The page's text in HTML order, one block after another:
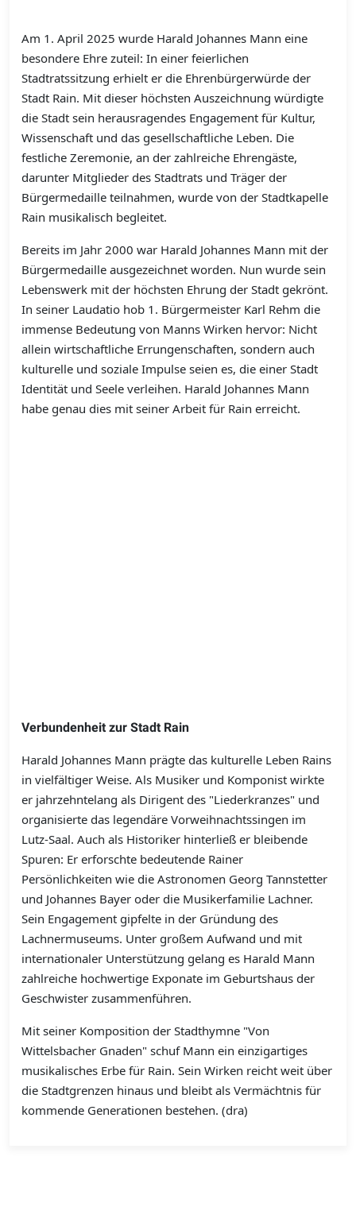
Am 1. April 2025 wurde Harald Johannes Mann eine
besondere Ehre zuteil: In einer feierlichen
Stadtratssitzung erhielt er die Ehrenbürgerwürde der
Stadt Rain. Mit dieser höchsten Auszeichnung würdigte
die Stadt sein herausragendes Engagement für Kultur,
Wissenschaft und das gesellschaftliche Leben. Die
festliche Zeremonie, an der zahlreiche Ehrengäste,
darunter Mitglieder des Stadtrats und Träger der
Bürgermedaille teilnahmen, wurde von der Stadtkapelle
Rain musikalisch begleitet.
Bereits im Jahr 2000 war Harald Johannes Mann mit der
Bürgermedaille ausgezeichnet worden. Nun wurde sein
Lebenswerk mit der höchsten Ehrung der Stadt gekrönt.
In seiner Laudatio hob 1. Bürgermeister Karl Rehm die
immense Bedeutung von Manns Wirken hervor: Nicht
allein wirtschaftliche Errungenschaften, sondern auch
kulturelle und soziale Impulse seien es, die einer Stadt
Identität und Seele verleihen. Harald Johannes Mann
habe genau dies mit seiner Arbeit für Rain erreicht.
Verbundenheit zur Stadt Rain
Harald Johannes Mann prägte das kulturelle Leben Rains
in vielfältiger Weise. Als Musiker und Komponist wirkte
er jahrzehntelang als Dirigent des "Liederkranzes" und
organisierte das legendäre Vorweihnachtssingen im
Lutz-Saal. Auch als Historiker hinterließ er bleibende
Spuren: Er erforschte bedeutende Rainer
Persönlichkeiten wie die Astronomen Georg Tannstetter
und Johannes Bayer oder die Musikerfamilie Lachner.
Sein Engagement gipfelte in der Gründung des
Lachnermuseums. Unter großem Aufwand und mit
internationaler Unterstützung gelang es Harald Mann
zahlreiche hochwertige Exponate im Geburtshaus der
Geschwister zusammenführen.
Mit seiner Komposition der Stadthymne "Von
Wittelsbacher Gnaden" schuf Mann ein einzigartiges
musikalisches Erbe für Rain. Sein Wirken reicht weit über
die Stadtgrenzen hinaus und bleibt als Vermächtnis für
kommende Generationen bestehen. (dra)